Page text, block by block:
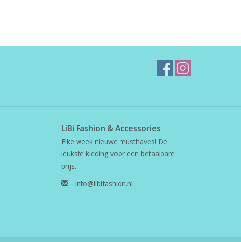
LiBi Fashion & Accessories
Elke week nieuwe musthaves! De
leukste kleding voor een betaalbare
prijs.
info@libifashion.nl